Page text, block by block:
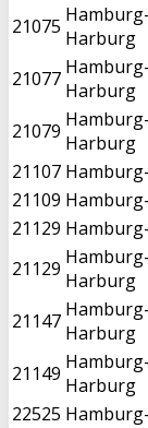
21075 Hamburg-
Harburg
21077 Hamburg-
Harburg
21079 Hamburg-
Harburg
21107
21109
21129
21129 Hamburg-
Harburg
21147 Hamburg-
Harburg
21149 Hamburg-
Harburg
22525